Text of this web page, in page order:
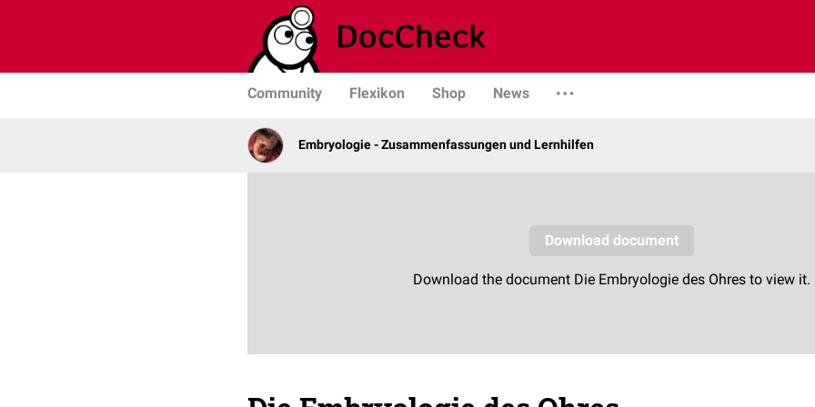
Community Flexikon Shop News
Embryologie - Zusammenfassungen und Lernhilfen